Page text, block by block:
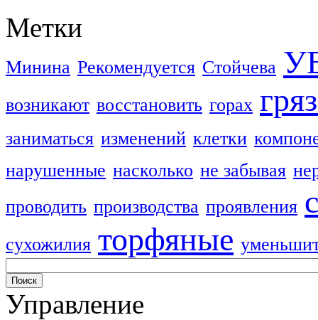
Метки
Минина Рекомендуется Стойчева
возникают восстановить горах
заниматься изменений клетки
нарушенные насколько не забывая
проводить производства проявления
сухожилия торфяные
Управление